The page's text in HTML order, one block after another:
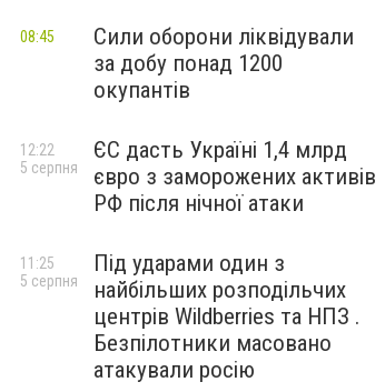
Сили оборони ліквідували
за добу понад 1200
окупантів
08:45
ЄС дасть Україні 1,4 млрд
євро з заморожених активів
РФ після нічної атаки
12:22
5 серпня
Під ударами один з
найбільших розподільчих
центрів Wildberries та НПЗ .
Безпілотники масовано
атакували росію
11:25
5 серпня